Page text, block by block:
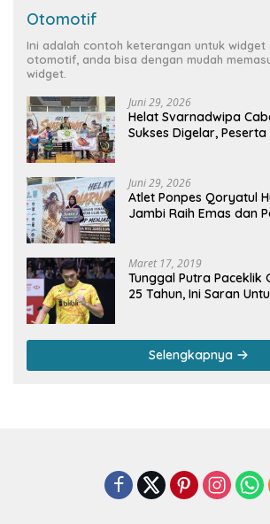
Otomotif
Ini adalah contoh keterangan untuk
otomotif, anda bisa dengan mudah
widget.
Juni 29, 2026
Helat Svarnadwipa
Sukses Digelar,
Juni 29, 2026
Atlet Ponpes Qoryatul
Jambi Raih Emas dan
Maret 17, 2019
Tunggal Putra Paceklik
25 Tahun, Ini Saran
Selengkapnya